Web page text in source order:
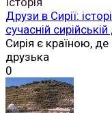
Друзи в Сирії:
сучасній
Сирія є країною,
друзька
0